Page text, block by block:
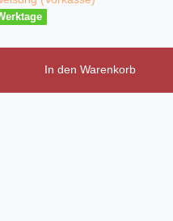
In den Warenkorb